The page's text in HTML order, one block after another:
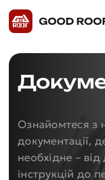
Ознайомтеся з
документації,
необхідне – від
інструкцій до